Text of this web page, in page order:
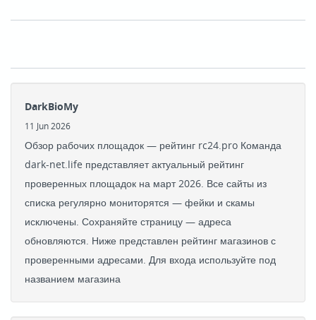
DarkBioMy
11 Jun 2026
Обзор рабочих площадок — рейтинг rc24.pro Команда
dark-net.life представляет актуальный рейтинг
проверенных площадок на март 2026. Все сайты из
списка регулярно мониторятся — фейки и скамы
исключены. Сохраняйте страницу — адреса
обновляются. Ниже представлен рейтинг магазинов с
проверенными адресами. Для входа используйте под
названием магазина